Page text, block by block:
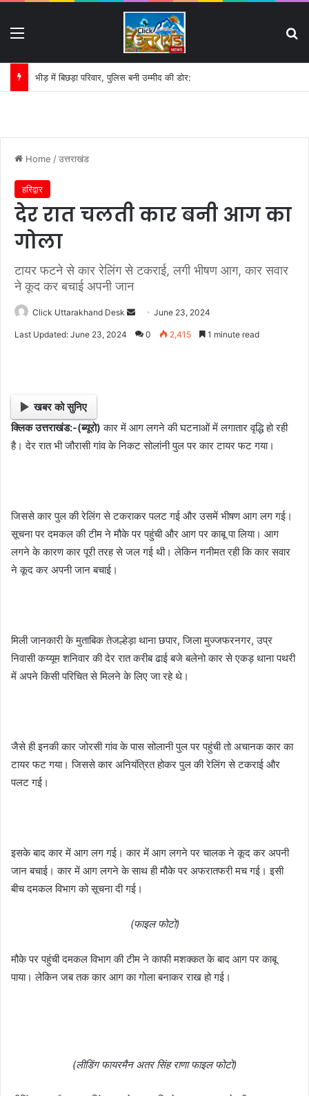
भीड़ में बिछड़ा परिवार, पुलिस बनी उम्मीद की डोर:
Home /उत्तराखंड
हरिद्वार
देर रात चलती कार बनी आग का
गोला
टायर फटने से कार रेलिंग से टकराई, लगी भीषण आग, कार सवार
ने कूद कर बचाई अपनी जान
Click Uttarakhand Desk
e
m
a
June 23, 2024
Last Updated: June 23, 2024 0 2,415 1 minute read
खबर को सुनिए
क्लिक उत्तराखंड:-(ब्यूरो)कार में आग लगने की घटनाओं में लगातार वृद्धि हो रही
है। देर रात भी जौरासी गांव के निकट सोलांनी पुल पर कार टायर फट गया।
जिससे कार पुल की रेलिंग से टकराकर पलट गई और उसमें भीषण आग लग गई।
सूचना पर दमकल की टीम ने मौके पर पहुंची और आग पर काबू पा लिया। आग
लगने के कारण कार पूरी तरह से जल गई थी। लेकिन गनीमत रही कि कार सवार
ने कूद कर अपनी जान बचाई।
मिली जानकारी के मुताबिक तेजल्हेड़ा थाना छपार, जिला मुज्जफरनगर, उप्र
निवासी कय्यूम शनिवार की देर रात करीब ढाई बजे बलेनो कार से एकड़ थाना पथरी
में अपने किसी परिचित से मिलने के लिए जा रहे थे।
जैसे ही इनकी कार जोरसी गांव के पास सोलानी पुल पर पहुंची तो अचानक कार का
टायर फट गया। जिससे कार अनियंत्रित होकर पुल की रेलिंग से टकराई और
पलट गई।
इसके बाद कार में आग लग गई। कार में आग लगने पर चालक ने कूद कर अपनी
जान बचाई। कार में आग लगने के साथ ही मौके पर अफरातफरी मच गई। इसी
बीच दमकल विभाग को सूचना दी गई।
(फाइल फोटो)
मौके पर पहुंची दमकल विभाग की टीम ने काफी मशक्कत के बाद आग पर काबू
पाया। लेकिन जब तक कार आग का गोला बनाकर राख हो गई।
(लीडिंग फायरमैन अतर सिंह राणा फाइल फोटो)